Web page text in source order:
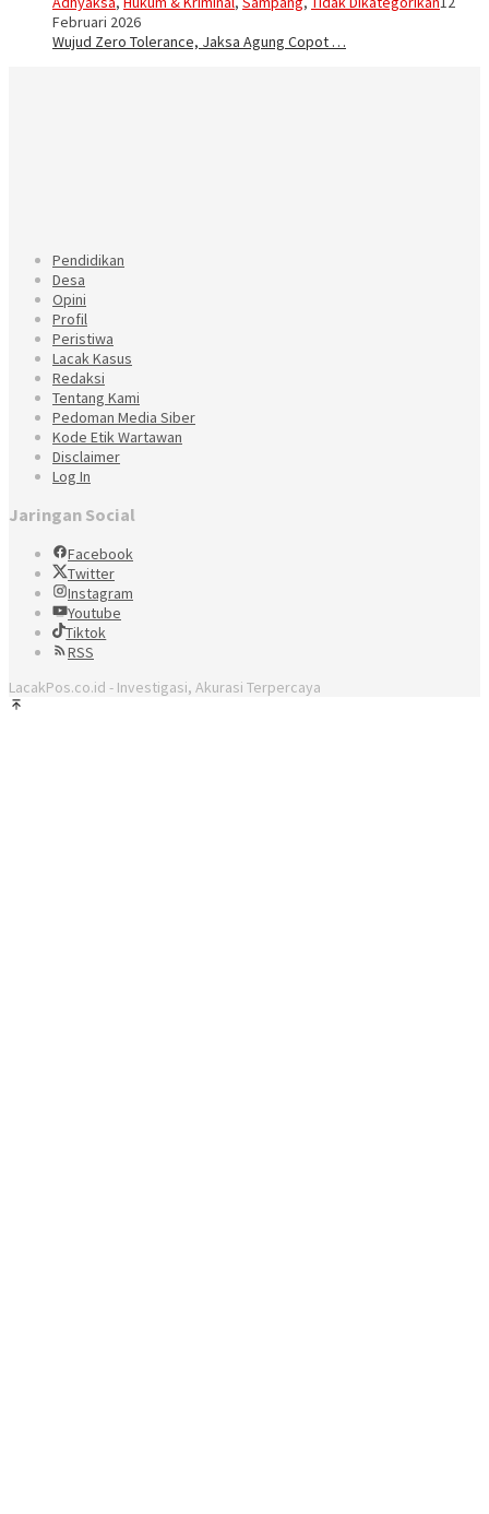
Februari 2026
Wujud Zero Tolerance, Jaksa Agung Copot …
Pendidikan
Desa
Opini
Profil
Peristiwa
Lacak Kasus
Redaksi
Tentang Kami
Pedoman Media Siber
Kode Etik Wartawan
Disclaimer
Log In
Jaringan Social
Facebook
Twitter
Instagram
Youtube
Tiktok
RSS
LacakPos.co.id - Investigasi, Akurasi Terpercaya